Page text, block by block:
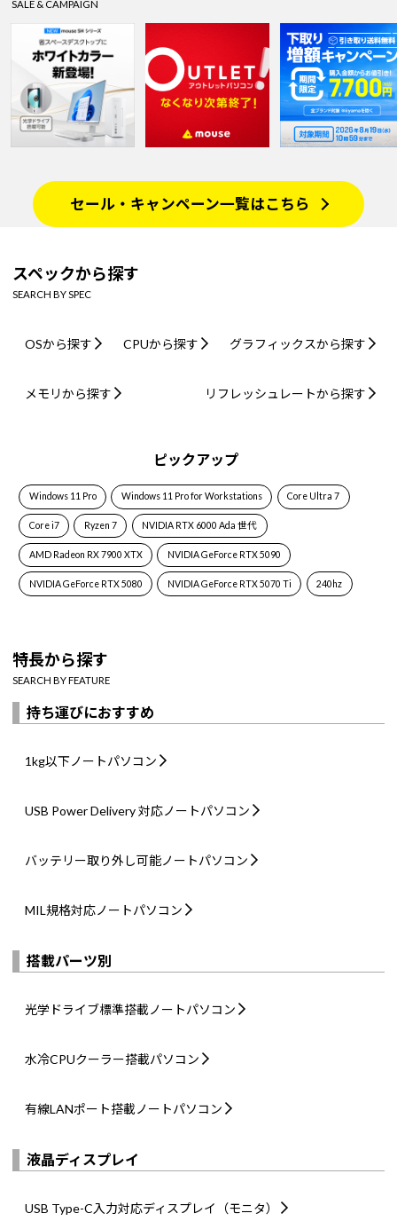
SALE & CAMPAIGN
セール・キャンペーン一覧はこちら
スペックから探す
SEARCH BY SPEC
OSから探す CPUから探す グラフィックスから探す
メモリから探す リフレッシュレートから探す
ピックアップ
Windows 11 Pro Windows 11 Pro for Workstations Core Ultra 7
Core i7 Ryzen 7 NVIDIA RTX 6000 Ada 世代
AMD Radeon RX 7900 XTX NVIDIA GeForce RTX 5090
NVIDIA GeForce RTX 5080 NVIDIA GeForce RTX 5070 Ti 240hz
特長から探す
SEARCH BY FEATURE
持ち運びにおすすめ
1kg以下 ノートパソコン
USB Power Delivery 対応ノートパソコン
バッテリー取り外し可能ノートパソコン
MIL規格対応ノートパソコン
搭載パーツ別
光学ドライブ標準搭載ノートパソコン
水冷CPUクーラー搭載パソコン
有線LANポート搭載ノートパソコン
液晶ディスプレイ
USB Type-C入力対応ディスプレイ（モニタ）